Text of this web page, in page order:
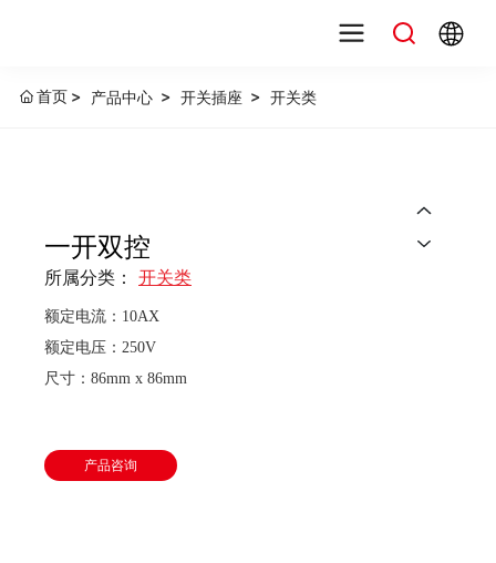
首页 产品中心 开关插座 开关类
一开双控
所属分类： 开关类
额定电流：10AX
额定电压：250V
尺寸：86mm x 86mm
产品咨询